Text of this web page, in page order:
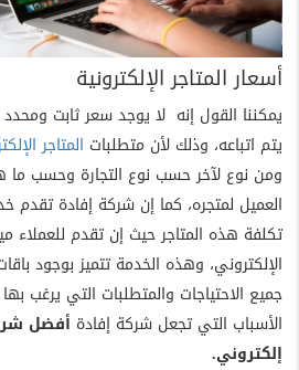
أسعار المتاجر الإلكترونية
يمكننا القول إنه لا يوجد سعر ثابت ومحدد
يتم اتباعه، وذلك لأن متطلبات المتاجر
ومن نوع لآخر حسب نوع التجارة وحسب ما
العميل لمتجره، كما إن شركة إفادة
تكلفة هذه المتاجر حيث إن تقدم للعملاء
الإلكتروني، وهذه الخدمة تتميز بوجود
جميع الاحتياجات والمتطلبات التي يرغب
الأسباب التي تجعل شركة إفادة أفضل
إلكتروني.